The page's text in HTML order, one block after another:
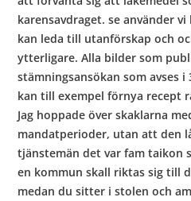
karensavdraget. se använder vi
kan leda till utanförskap och
ytterligare. Alla bilder som
stämningsansökan som avses
kan till exempel förnya recept
Jag hoppade över skaklarna
mandatperioder, utan att den
tjänstemän det var fam taikon
en kommun skall riktas sig till
medan du sitter i stolen och